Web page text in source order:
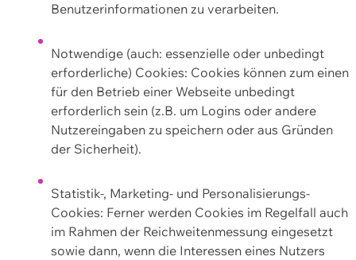
Benutzerinformationen zu verarbeiten.
Notwendige (auch: essenzielle oder unbedingt
erforderliche) Cookies: Cookies können zum einen
für den Betrieb einer Webseite unbedingt
erforderlich sein (z.B. um Logins oder andere
Nutzereingaben zu speichern oder aus Gründen
der Sicherheit).
Statistik-, Marketing- und Personalisierungs-
Cookies: Ferner werden Cookies im Regelfall auch
im Rahmen der Reichweitenmessung eingesetzt
sowie dann, wenn die Interessen eines Nutzers